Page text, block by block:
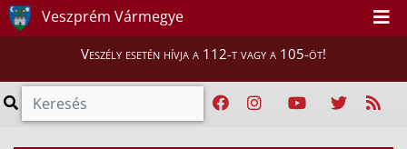
Veszprém Vármegye
Veszély esetén hívja a 112-t vagy a 105-öt!